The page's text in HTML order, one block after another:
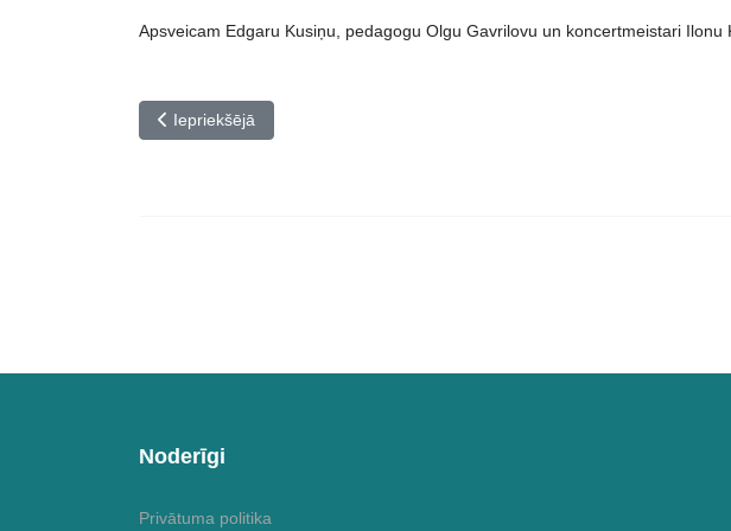
Apsveicam Edgaru Kusiņu, pedagogu Olgu Gavrilovu un koncertmeistari Ilonu
Iepriekšējais raksts: XXI Mūzikas skolu Jauno vokālistu konkurss “Dziedu
Iepriekšējā
Noderīgi
Privātuma politika